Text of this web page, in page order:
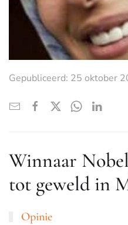
Gepubliceerd: 25 oktober
Winnaar
tot geweld in
Opinie